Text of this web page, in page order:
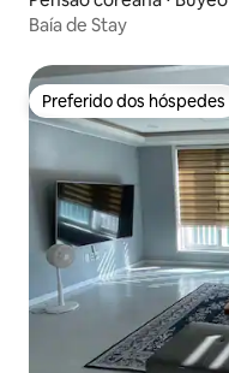
Baía de Stay
Preferido dos hóspedes
Preferido dos hóspedes